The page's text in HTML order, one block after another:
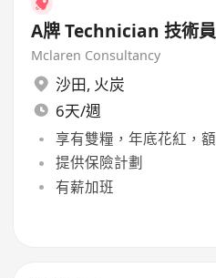
A牌 Technician 技術
Mclaren Consultancy
沙田, 火炭
6天/週
享有雙糧，年底花紅，
提供保險計劃
有薪加班